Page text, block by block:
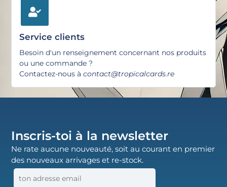
Service clients
Besoin d'un renseignement concernant nos produits
ou une commande ?
Contactez-nous àcontact@tropicalcards.re
Inscris-toi à la newsletter
Ne rate aucune nouveauté, soit au courant en premier
des nouveaux arrivages et re-stock.